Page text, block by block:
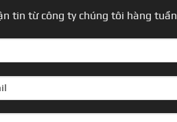
tin từ công ty chúng tôi hàng tuần